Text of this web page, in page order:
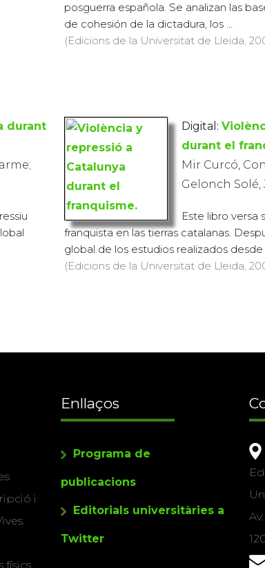
posguerra española. Se analizan las
de cohesión de la dictadura, los ...
(Edicions de la Universitat de Lleida,
durant
Digital:
durant el
Mir Curcó,
Gelonch Solé,
Este libro versa
franquista en las tierras catalanas.
global de los estudios realizados
(Edicions de la Universitat de Lleida,
i
físics
Enllaços
Programa de
publicacions
Editorials universitàries a
Twitter